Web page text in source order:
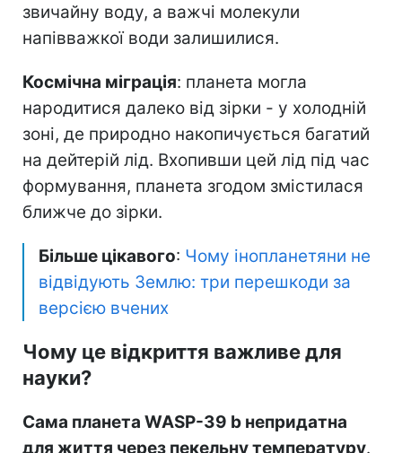
звичайну воду, а важчі молекули
напівважкої води залишилися.
Космічна міграція: планета могла
народитися далеко від зірки - у холодній
зоні, де природно накопичується багатий
на дейтерій лід. Вхопивши цей лід під час
формування, планета згодом змістилася
ближче до зірки.
Більше цікавого: Чому інопланетяни не
відвідують Землю: три перешкоди за
версією вчених
Чому це відкриття важливе для
науки?
Сама планета WASP-39 b непридатна
для життя через пекельну температуру.